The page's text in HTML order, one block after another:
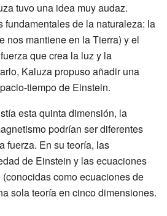
tuvo una idea muy audaz.
fundamentales de la naturaleza: la
nos mantiene en la Tierra) y el
que crea la luz y la
Kaluza propuso añadir una
tiempo de Einstein.
esta quinta dimensión, la
podrían ser diferentes
fuerza. En su teoría, las
de Einstein y las ecuaciones
como ecuaciones de
sola teoría en cinco dimensiones.